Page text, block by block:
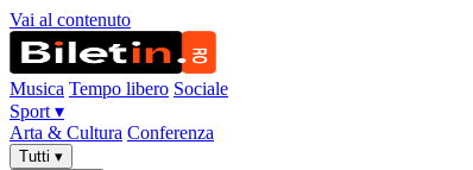
Vai al contenuto
Musica Tempo libero Sociale
Sport ▾
Arta & Cultura Conferenza
Tutti ▾